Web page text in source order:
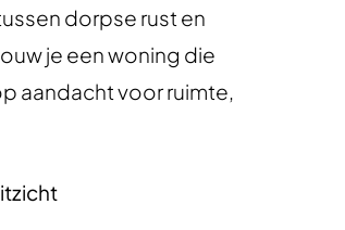
dorpse rust en
je een woning die
aandacht voor ruimte,